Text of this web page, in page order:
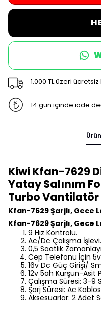
1.000 TL üzeri
14 gün içinde iade
Kiwi Kfan-7629
Yatay Salınım
Turbo Vantilatör
Kfan-7629 Şarjlı, Gece
Kfan-7629 Şarjlı, Gece
9 Hız Kontrolü.
Ac/Dc Çalışma İşlevi.
0,5 Saatlik
Cep Telefonu İçin 5v
16v Dc Güç Girişi/
12v 5ah Kurşun-Asit
Çalışma Süresi: 3-9
Şarj Süresi: Ac
Aksesuarlar: 2 Adet